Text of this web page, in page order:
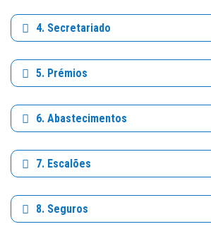
4. Secretariado
5. Prémios
6. Abastecimentos
7. Escalões
8. Seguros